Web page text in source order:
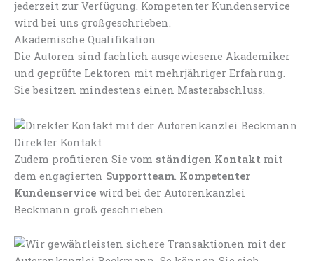
Akademische Qualifikation
Die Autoren sind fachlich ausgewiesene Akademiker
und geprüfte Lektoren mit mehrjähriger Erfahrung.
Sie besitzen mindestens einen Masterabschluss.
Direkter Kontakt
Zudem profitieren Sie vom ständigen Kontakt mit
dem engagierten Supportteam. Kompetenter
Kundenservice wird bei der Autorenkanzlei
Beckmann groß geschrieben.